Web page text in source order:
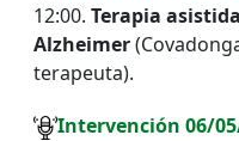
12:00. Terapia
Alzheimer
terapeuta).
Intervención 06/